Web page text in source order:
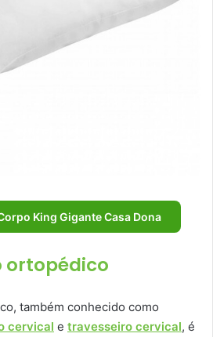
King Gigante Casa Dona
ortopédico
também conhecido como
cervical e travesseiro cervical, é